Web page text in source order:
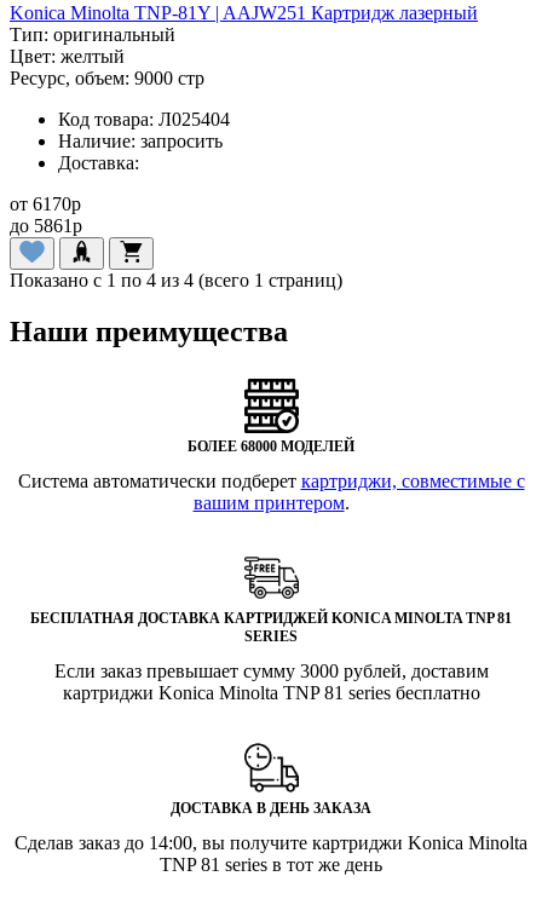
Konica Minolta TNP-81Y | AAJW251 Картридж лазерный
Тип: оригинальный
Цвет: желтый
Ресурс, объем: 9000 стр
Код товара: Л025404
Наличие: запросить
Доставка:
от 6170p
до 5861p
Показано с 1 по 4 из 4 (всего 1 страниц)
Наши преимущества
БОЛЕЕ 68000 МОДЕЛЕЙ
Система автоматически подберет картриджи, совместимые с
вашим принтером.
БЕСПЛАТНАЯ ДОСТАВКА КАРТРИДЖЕЙ KONICA MINOLTA TNP 81
SERIES
Если заказ превышает сумму 3000 рублей, доставим
картриджи Konica Minolta TNP 81 series бесплатно
ДОСТАВКА В ДЕНЬ ЗАКАЗА
Сделав заказ до 14:00, вы получите картриджи Konica Minolta
TNP 81 series в тот же день